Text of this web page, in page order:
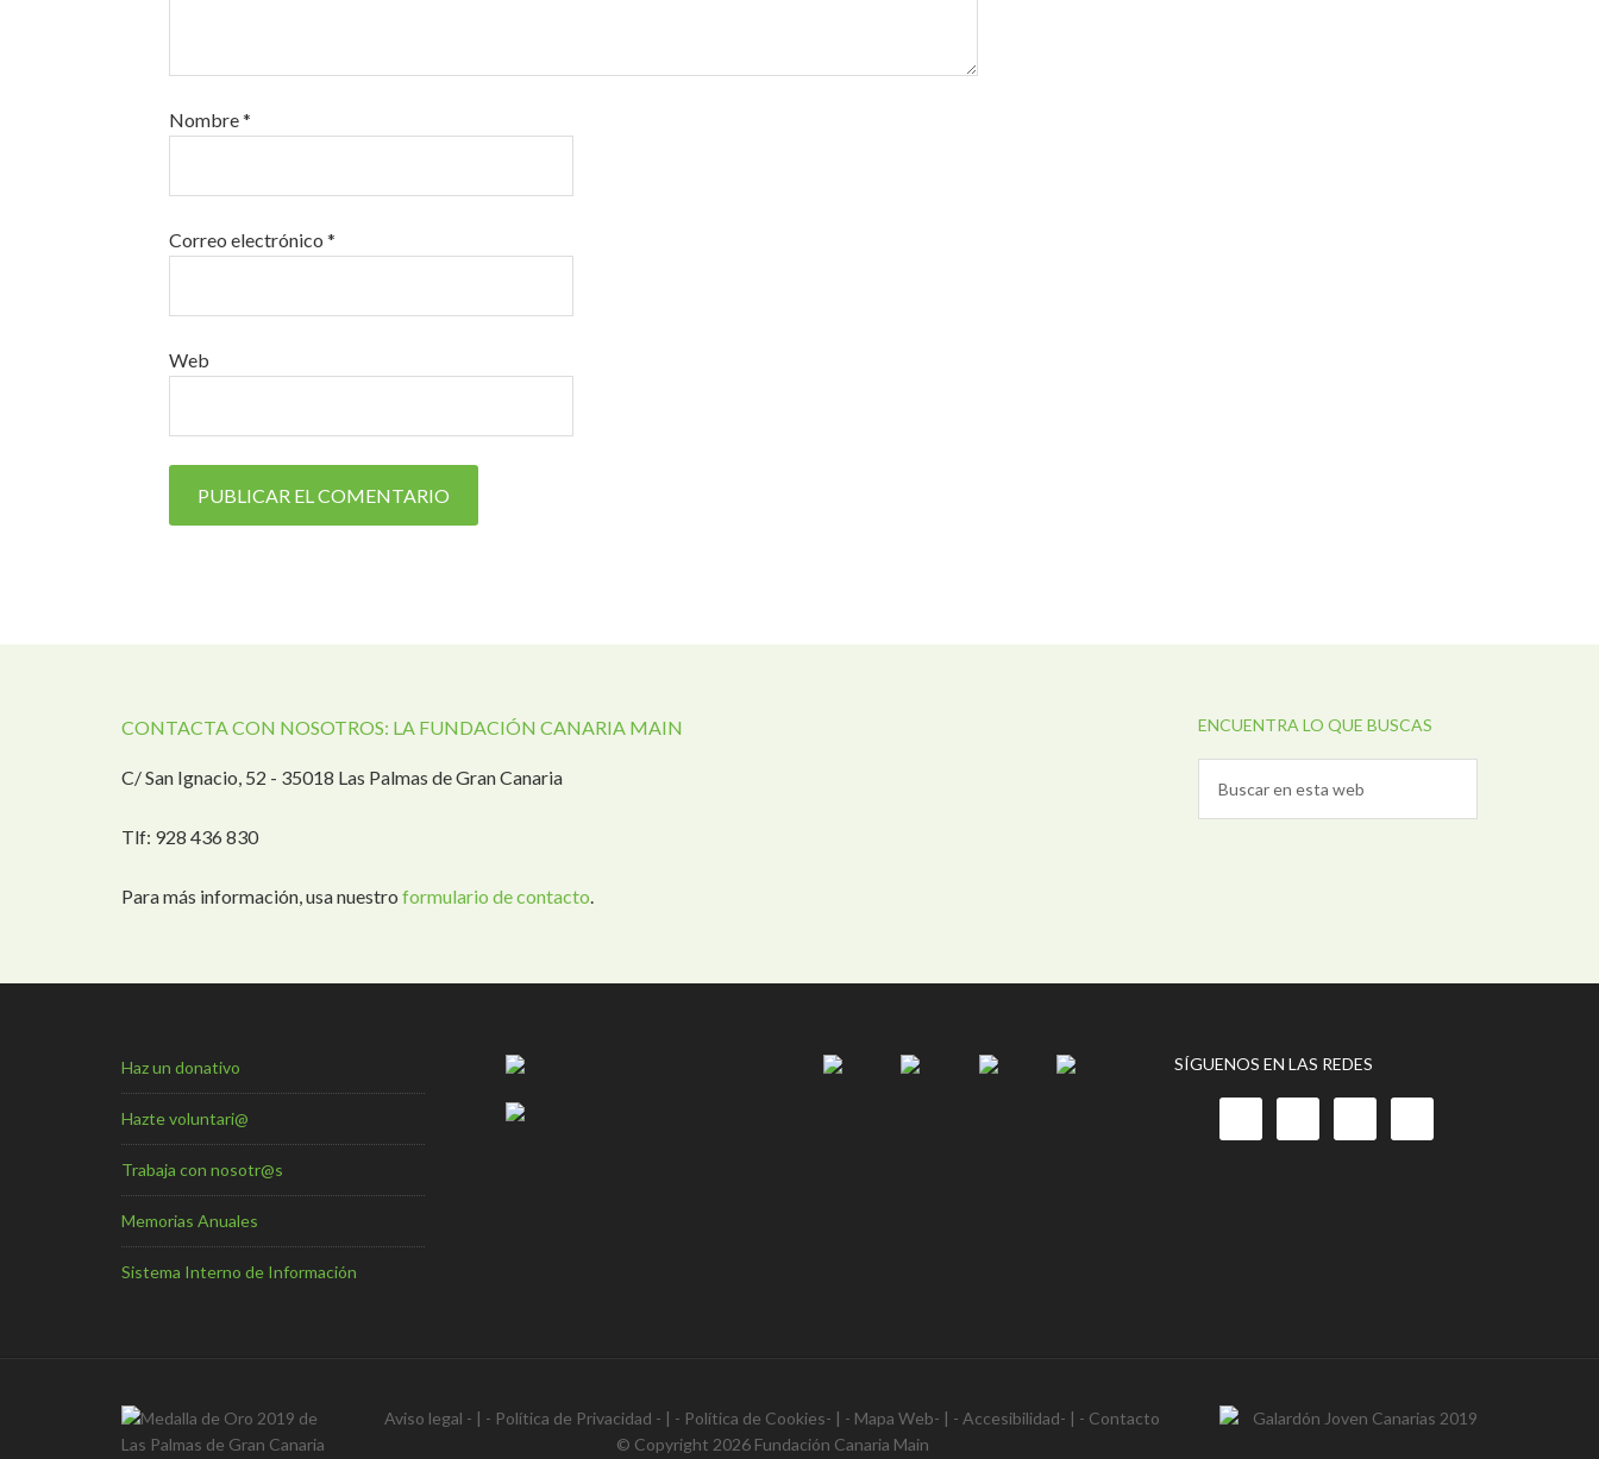
Nombre*
Correo electrónico *
Web
CONTACTA CON NOSOTROS: LA FUNDACIÓN CANARIA MAIN
C/ San Ignacio, 52 - 35018 Las Palmas de Gran Canaria
Tlf: 928 436 830
Para más información, usa nuestro formulario de contacto
ENCUENTRA LO QUE BUSCAS
Haz un donativo
Hazte voluntari@
Trabaja con nosotr@s
Memorias Anuales
Sistema Interno de Información
SÍGUENOS EN LAS REDES
Aviso legal - | - Política de Privacidad - | - Política de Cookies- | - Mapa Web- | - Accesibilidad- | - Contacto
© Copyright 2026 Fundación Canaria Main